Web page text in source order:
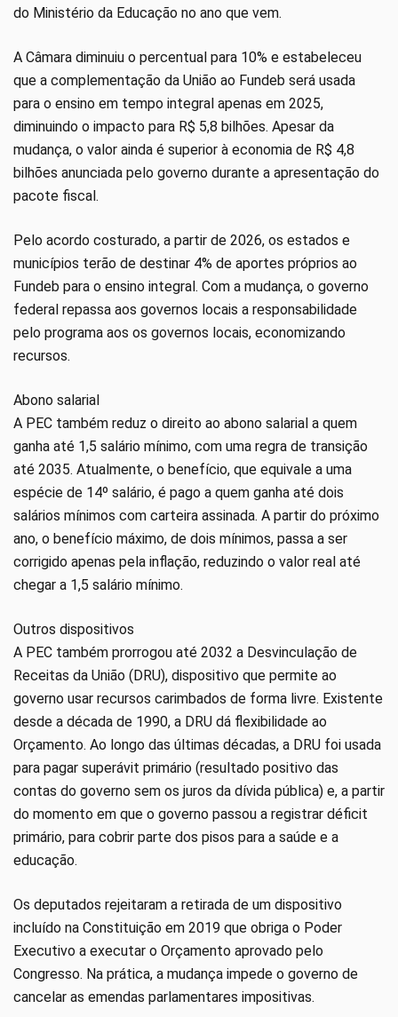
do Ministério da Educação no ano que vem.
A Câmara diminuiu o percentual para 10% e estabeleceu
que a complementação da União ao Fundeb será usada
para o ensino em tempo integral apenas em 2025,
diminuindo o impacto para R$ 5,8 bilhões. Apesar da
mudança, o valor ainda é superior à economia de R$ 4,8
bilhões anunciada pelo governo durante a apresentação do
pacote fiscal.
Pelo acordo costurado, a partir de 2026, os estados e
municípios terão de destinar 4% de aportes próprios ao
Fundeb para o ensino integral. Com a mudança, o governo
federal repassa aos governos locais a responsabilidade
pelo programa aos os governos locais, economizando
recursos.
Abono salarial
A PEC também reduz o direito ao abono salarial a quem
ganha até 1,5 salário mínimo, com uma regra de transição
até 2035. Atualmente, o benefício, que equivale a uma
espécie de 14º salário, é pago a quem ganha até dois
salários mínimos com carteira assinada. A partir do próximo
ano, o benefício máximo, de dois mínimos, passa a ser
corrigido apenas pela inflação, reduzindo o valor real até
chegar a 1,5 salário mínimo.
Outros dispositivos
A PEC também prorrogou até 2032 a Desvinculação de
Receitas da União (DRU), dispositivo que permite ao
governo usar recursos carimbados de forma livre. Existente
desde a década de 1990, a DRU dá flexibilidade ao
Orçamento. Ao longo das últimas décadas, a DRU foi usada
para pagar superávit primário (resultado positivo das
contas do governo sem os juros da dívida pública) e, a partir
do momento em que o governo passou a registrar déficit
primário, para cobrir parte dos pisos para a saúde e a
educação.
Os deputados rejeitaram a retirada de um dispositivo
incluído na Constituição em 2019 que obriga o Poder
Executivo a executar o Orçamento aprovado pelo
Congresso. Na prática, a mudança impede o governo de
cancelar as emendas parlamentares impositivas.